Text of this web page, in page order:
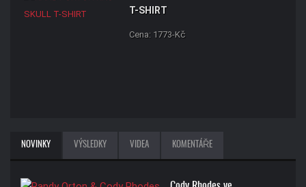
T-SHIRT
Cena: 1773-Kč
NOVINKY VÝSLEDKY VIDEA KOMENTÁŘE